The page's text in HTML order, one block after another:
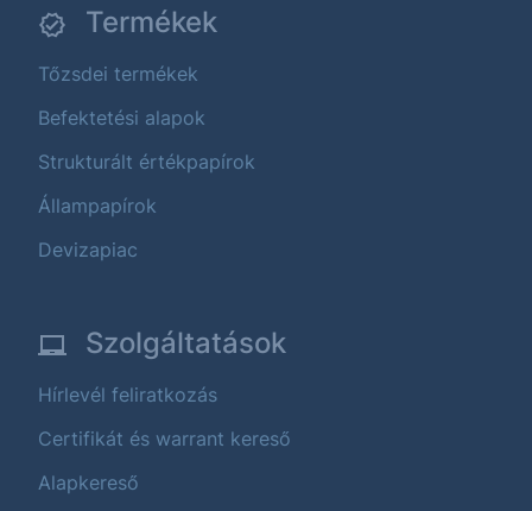
Termékek
Tőzsdei termékek
Befektetési alapok
Strukturált értékpapírok
Állampapírok
Devizapiac
Szolgáltatások
Hírlevél feliratkozás
Certifikát és warrant kereső
Alapkereső